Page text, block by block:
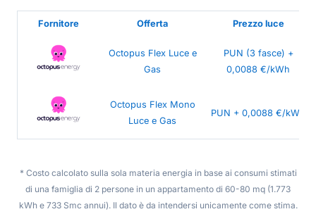
Fornitore Offerta Prezzo luce
Octopus Flex Luce e
Gas
PUN (3 fasce) +
0,0088 €/kWh
Octopus Flex Mono
Luce e Gas
PUN + 0,0088 €/kWh
* Costo calcolato sulla sola materia energia in base ai consumi stimati
di una famiglia di 2 persone in un appartamento di 60-80 mq (1.773
kWh e 733 Smc annui). Il dato è da intendersi unicamente come stima.